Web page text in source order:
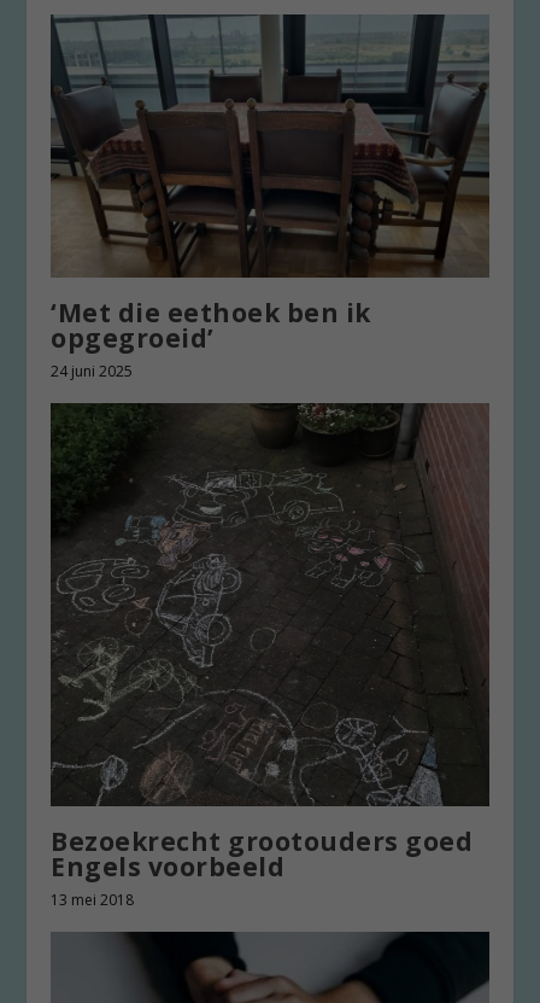
‘Met die eethoek ben ik
opgegroeid’
24 juni 2025
Bezoekrecht grootouders goed
Engels voorbeeld
13 mei 2018